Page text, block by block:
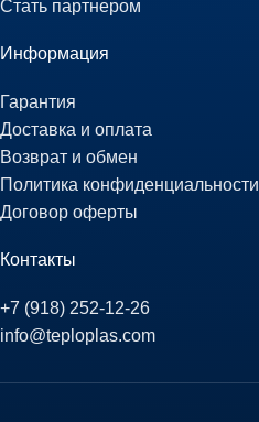
Стать партнером
Информация
Гарантия
Доставка и оплата
Возврат и обмен
Политика конфиденциальности
Договор оферты
Контакты
+7 (918) 252-12-26
info@teploplas.com